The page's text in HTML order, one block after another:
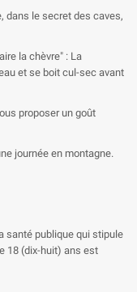
dans le secret des caves,
la chèvre" : La
et se boit cul-sec avant
proposer un goût
journée en montagne.
santé publique qui stipule
18 (dix-huit) ans est